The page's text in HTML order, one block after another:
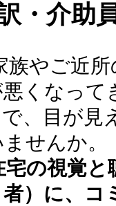
・介助
やご近所
くなって
、目が見
せんか。
宅の視覚と
）に、コ